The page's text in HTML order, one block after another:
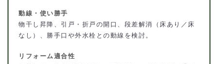
動線・使い勝手
物干し昇降、引戸・折戸の開口、段差解消（床あり／床
なし）、勝手口や外水栓との動線を検討。
リフォーム適合性